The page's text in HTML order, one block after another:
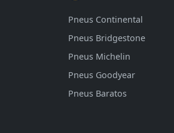
Pneus Continental
Pneus Bridgestone
Pneus Michelin
Pneus Goodyear
Pneus Baratos